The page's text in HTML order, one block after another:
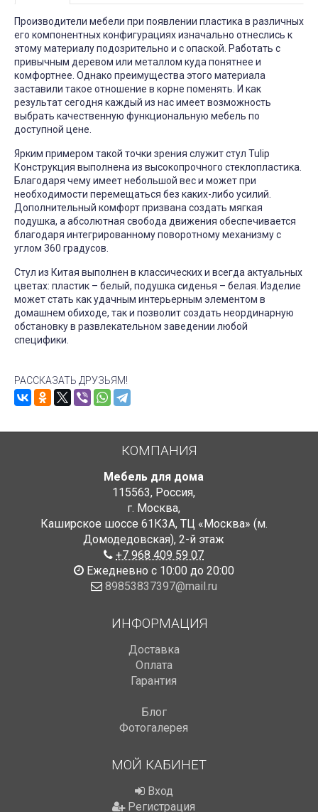
Производители мебели при появлении пластика в различных
его компонентных конфигурациях изначально отнеслись к
этому материалу подозрительно и с опаской. Работать с
привычным деревом или металлом куда понятнее и
комфортнее. Однако преимущества этого материала
заставили такое отношение в корне поменять. И как
результат сегодня каждый из нас имеет возможность
выбрать качественную функциональную мебель по
доступной цене.
Ярким примером такой точки зрения служит стул Tulip
Конструкция выполнена из высокопрочного стеклопластика.
Благодаря чему имеет небольшой вес и может при
необходимости перемещаться без каких-либо усилий.
Дополнительный комфорт призвана создать мягкая
подушка, а абсолютная свобода движения обеспечивается
благодаря интегрированному поворотному механизму с
углом 360 градусов.
Стул из Китая выполнен в классических и всегда актуальных
цветах: пластик – белый, подушка сиденья – белая. Изделие
может стать как удачным интерьерным элементом в
домашнем обиходе, так и позволит создать неординарную
обстановку в развлекательном заведении любой
специфики.
РАССКАЗАТЬ ДРУЗЬЯМ!
КОМПАНИЯ
Мебель для дома
115563, Россия,
г. Москва,
Каширское шоссе 61К3А, ТЦ «Москва» (м.
Домодедовская), 2-й этаж
+7 968 409 59 07
Ежедневно с 10:00 до 20:00
89853837397@mail.ru
ИНФОРМАЦИЯ
Доставка
Оплата
Гарантия
Блог
Фотогалерея
МОЙ КАБИНЕТ
Вход
Регистрация